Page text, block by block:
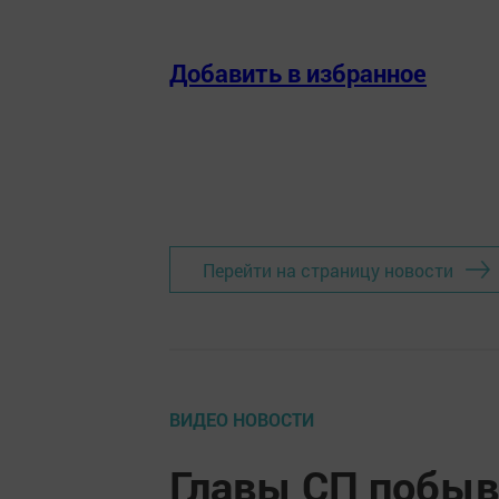
Добавить в избранное
Перейти на страницу новости
ВИДЕО НОВОСТИ
Главы СП